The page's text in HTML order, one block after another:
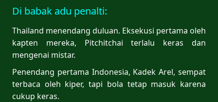
Di babak adu penalti:
Thailand menendang duluan. Eksekusi pertama oleh
kapten mereka, Pitchitchai terlalu keras dan
mengenai mistar.
Penendang pertama Indonesia, Kadek Arel, sempat
terbaca oleh kiper, tapi bola tetap masuk karena
cukup keras.